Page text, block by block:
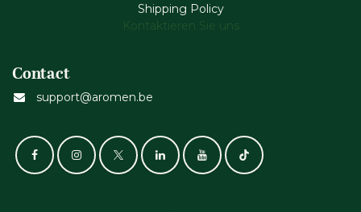
Shipping Policy
Kontaktieren Sie uns
Contact
support@aromen.be